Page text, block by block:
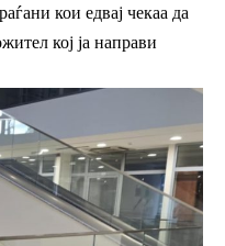
кои едвај чекаа да
кој ја направи